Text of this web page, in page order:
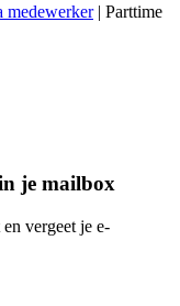
medewerker| Parttime
je mailbox
vergeet je e-